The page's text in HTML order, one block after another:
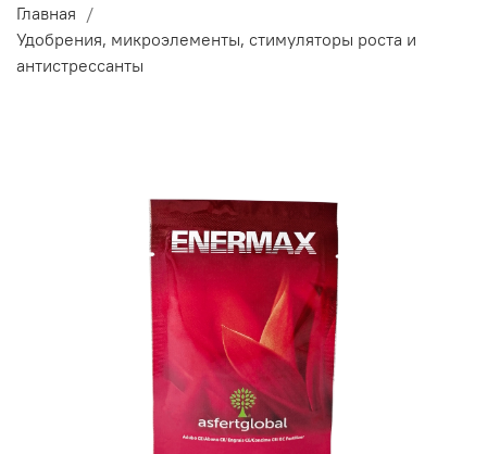
Главная
Удобрения, микроэлементы, стимуляторы роста и
антистрессанты